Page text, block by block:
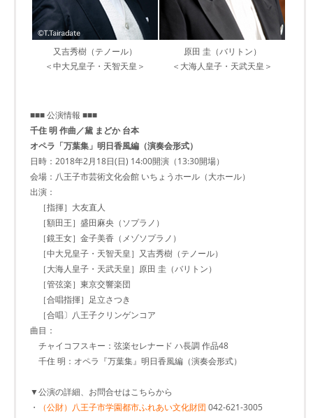
又吉秀樹（テノール）
＜中大兄皇子・天智天皇＞
原田 圭（バリトン）
＜大海人皇子・天武天皇＞
■■■ 公演情報 ■■■
千住 明 作曲／黛 まどか 台本
オペラ「万葉集」明日香風編（演奏会形式）
日時：2018年2月18日(日) 14:00開演（13:30開場）
会場：八王子市芸術文化会館 いちょうホール（大ホール）
出演：
［指揮］大友直人
［額田王］盛田麻央（ソプラノ）
［鏡王女］金子美香（メゾソプラノ）
［中大兄皇子・天智天皇］又吉秀樹（テノール）
［大海人皇子・天武天皇］原田 圭（バリトン）
［管弦楽］東京交響楽団
［合唱指揮］足立さつき
［合唱〕八王子クリンゲンコア
曲目：
チャイコフスキー：弦楽セレナード ハ長調 作品48
千住 明：オペラ『万葉集』明日香風編（演奏会形式）
▼公演の詳細、お問合せはこちらから
・
（公財）八王子市学園都市ふれあい文化財団 042-621-3005